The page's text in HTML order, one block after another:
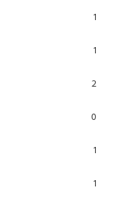
1
1
2
0
1
1